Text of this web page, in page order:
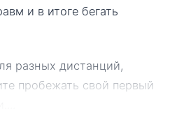
и в итоге бегать
разных дистанций,
пробежать свой первый